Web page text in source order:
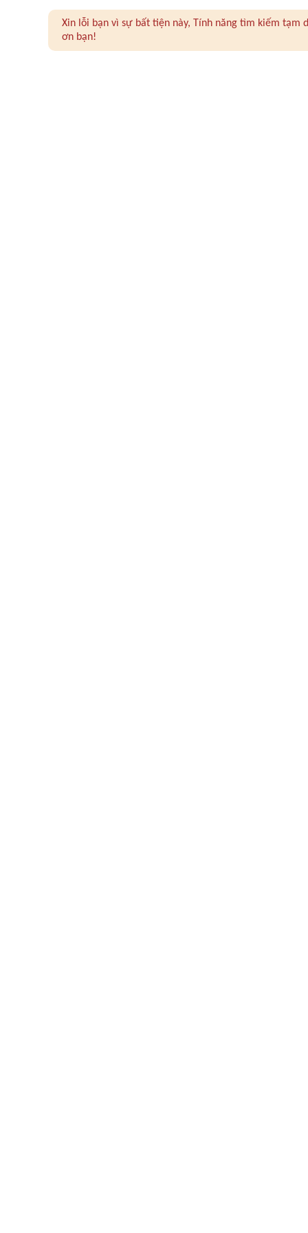
Xin lỗi bạn vì sự bất tiện này, Tính năng tìm kiếm
ơn bạn!